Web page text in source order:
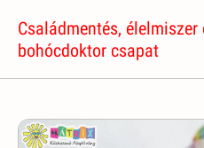
Családmentés,
bohócdoktor csapat